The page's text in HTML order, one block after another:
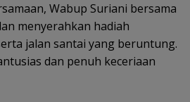
Wabup Suriani bersama
menyerahkan hadiah
jalan santai yang beruntung.
dan penuh keceriaan